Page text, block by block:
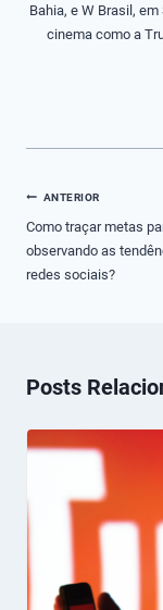
Bahia, e W Brasil,
cinema como a
Navegação
de
Post
ANTERIOR
Como traçar metas
observando as
redes sociais?
Posts